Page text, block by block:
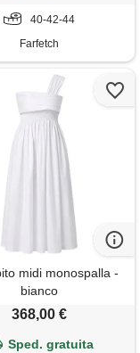
40-42-44
Farfetch
midi monospalla -
bianco
368,00 €
Sped. gratuita